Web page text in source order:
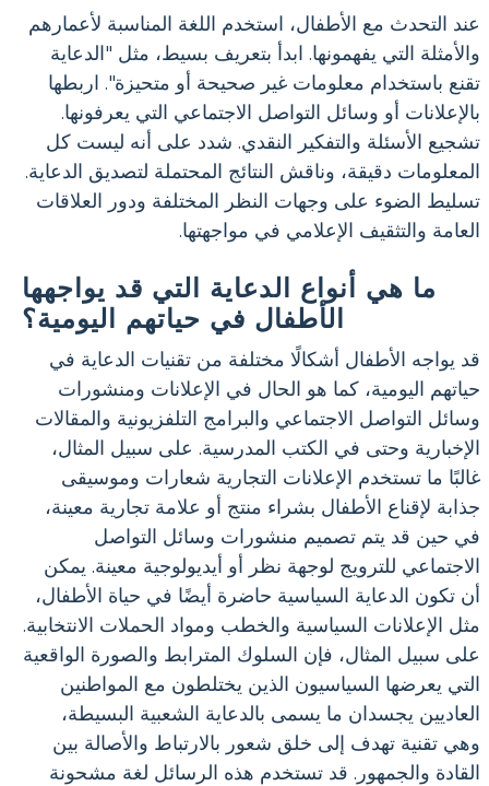
عند التحدث مع الأطفال، استخدم اللغة المناسبة لأعمارهم
والأمثلة التي يفهمونها. ابدأ بتعريف بسيط، مثل "الدعاية
تقنع باستخدام معلومات غير صحيحة أو متحيزة". اربطها
بالإعلانات أو وسائل التواصل الاجتماعي التي يعرفونها.
تشجيع الأسئلة والتفكير النقدي. شدد على أنه ليست كل
المعلومات دقيقة، وناقش النتائج المحتملة لتصديق الدعاية.
تسليط الضوء على وجهات النظر المختلفة ودور العلاقات
العامة والتثقيف الإعلامي في مواجهتها.
ما هي أنواع الدعاية التي قد يواجهها
الأطفال في حياتهم اليومية؟
قد يواجه الأطفال أشكالًا مختلفة من تقنيات الدعاية في
حياتهم اليومية، كما هو الحال في الإعلانات ومنشورات
وسائل التواصل الاجتماعي والبرامج التلفزيونية والمقالات
الإخبارية وحتى في الكتب المدرسية. على سبيل المثال،
غالبًا ما تستخدم الإعلانات التجارية شعارات وموسيقى
جذابة لإقناع الأطفال بشراء منتج أو علامة تجارية معينة،
في حين قد يتم تصميم منشورات وسائل التواصل
الاجتماعي للترويج لوجهة نظر أو أيديولوجية معينة. يمكن
أن تكون الدعاية السياسية حاضرة أيضًا في حياة الأطفال،
مثل الإعلانات السياسية والخطب ومواد الحملات الانتخابية.
على سبيل المثال، فإن السلوك المترابط والصورة الواقعية
التي يعرضها السياسيون الذين يختلطون مع المواطنين
العاديين يجسدان ما يسمى بالدعاية الشعبية البسيطة،
وهي تقنية تهدف إلى خلق شعور بالارتباط والأصالة بين
القادة والجمهور. قد تستخدم هذه الرسائل لغة مشحونة